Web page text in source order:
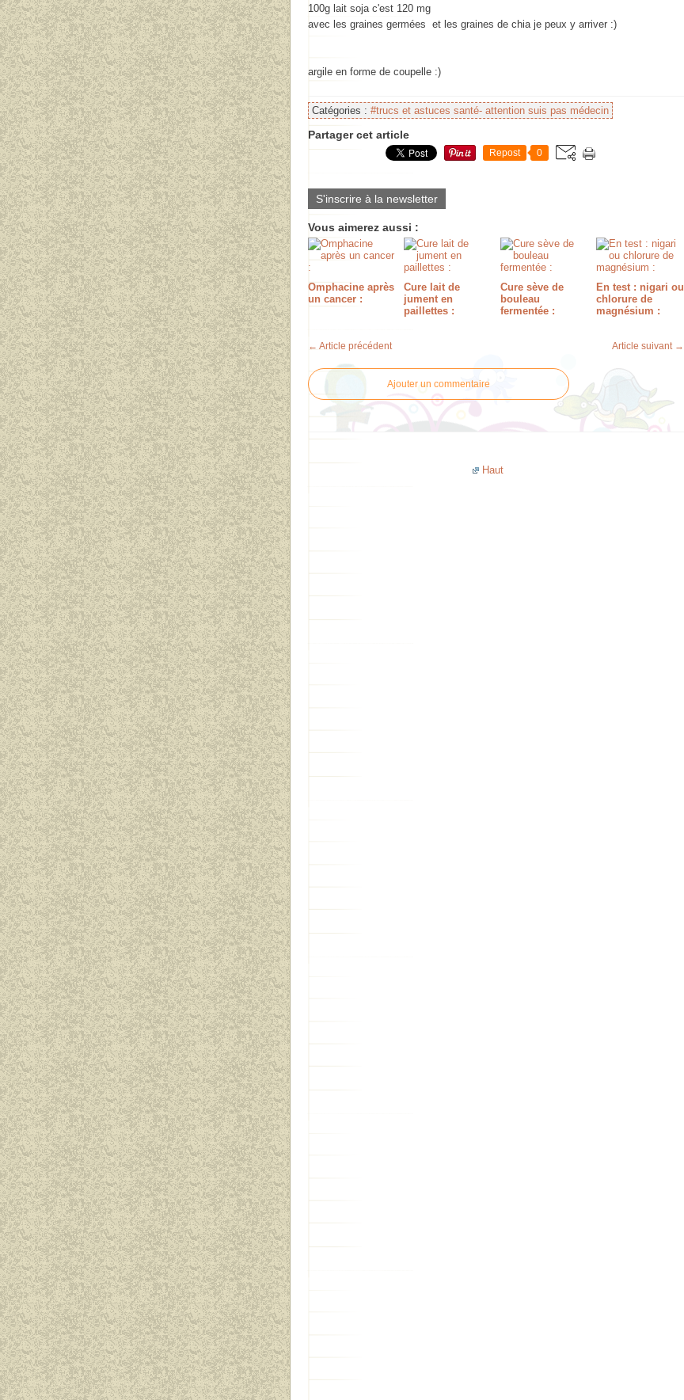
100g lait soja c'est 120 mg
avec les graines germées et les graines de chia je peux y arriver :)
argile en forme de coupelle :)
Catégories : #trucs et astuces santé- attention suis pas médecin
Partager cet article
Repost 0
S'inscrire à la newsletter
Vous aimerez aussi :
Omphacine après
un cancer :
Cure lait de
jument en
paillettes :
Cure sève de
bouleau
fermentée :
En test : nigari ou
chlorure de
magnésium :
← Article précédent Article suivant →
Ajouter un commentaire
Haut